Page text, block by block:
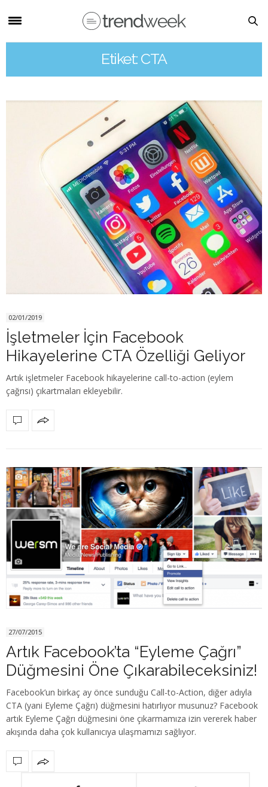
Etiket: CTA
02/01/2019
İşletmeler İçin Facebook
Hikayelerine CTA Özelliği Geliyor
Artık işletmeler Facebook hikayelerine call-to-action (eylem
çağrısı) çıkartmaları ekleyebilir.
27/07/2015
Artık Facebook’ta “Eyleme Çağrı”
Düğmesini Öne Çıkarabileceksiniz!
Facebook’un birkaç ay önce sunduğu Call-to-Action, diğer adıyla
CTA (yani Eyleme Çağrı) düğmesini hatırlıyor musunuz? Facebook
artık Eyleme Çağrı düğmesini öne çıkarmamıza izin vererek haber
akışında daha çok kullanıcıya ulaşmamızı sağlıyor.